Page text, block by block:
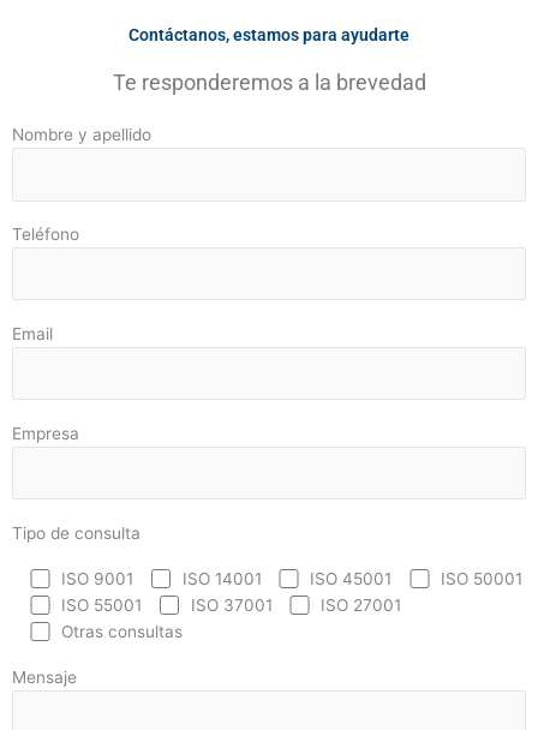
Contáctanos, estamos para ayudarte
Te responderemos a la brevedad
Nombre y apellido
Teléfono
Email
Empresa
Tipo de consulta
ISO 9001 ISO 14001 ISO 45001
ISO 50001
ISO 55001
ISO 37001
ISO 27001
Otras consultas
Mensaje